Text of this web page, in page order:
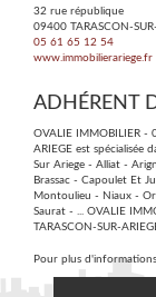
32 rue république
09400 TARASCON-
05 61 65 12 54
www.immobilierariege.fr
ADHÉRENT
OVALIE IMMOBILIER -
ARIEGE est spécialisée
Sur Ariege - Alliat -
Brassac - Capoulet Et
Montoulieu - Niaux -
Saurat - ... OVALIE
TARASCON-SUR-
Pour plus